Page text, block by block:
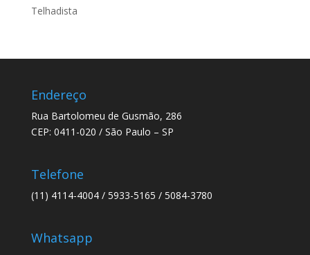
Telhadista
Endereço
Rua Bartolomeu de Gusmão, 286
CEP: 0411-020 / São Paulo – SP
Telefone
(11) 4114-4004 / 5933-5165 / 5084-3780
Whatsapp